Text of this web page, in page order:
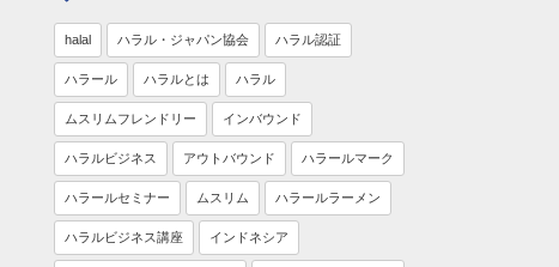
halal ハラル・ジャパン協会 ハラル認証
ハラール ハラルとは ハラル
ムスリムフレンドリー インバウンド
ハラルビジネス アウトバウンド ハラールマーク
ハラールセミナー ムスリム ハラールラーメン
ハラルビジネス講座 インドネシア